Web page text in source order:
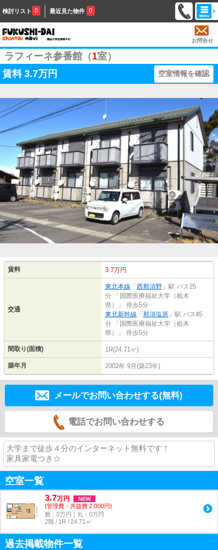
検討リスト 0 最近見た物件 0
お問合せ
ラフィーネ参番館（1室）
賃料 3.7万円 空室情報を確認
賃料 3.7万円
交通
東北本線 「 西那須野 」駅 バス25
分 「国際医療福祉大学（栃木
県）」 停歩5分
東北新幹線 「 那須塩原 」駅 バス45
分 「国際医療福祉大学（栃木
県）」 停歩5分
間取り(面積) 1R(24.71㎡)
築年月 2002年 9月(築23年)
メールでお問い合わせする(無料)
電話でお問い合わせする
大学まで徒歩４分のインターネット無料です！
家具家電つき☆
空室一覧
3.7万円 NEW
(管理費・共益費 2,000円)
敷：0万円｜礼：0万円
2階 / 1R / 24.71㎡
過去掲載物件一覧